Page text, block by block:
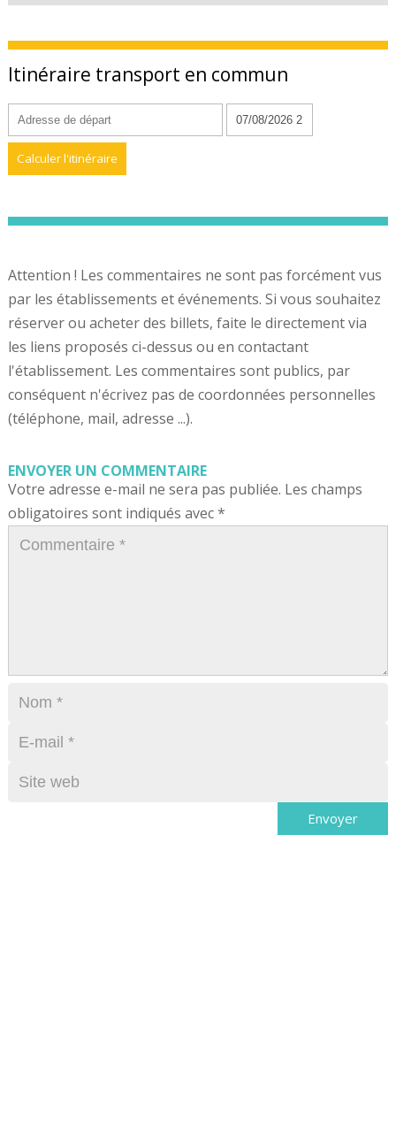
Itinéraire transport en commun
Attention ! Les commentaires ne sont pas forcément vus
par les établissements et événements. Si vous souhaitez
réserver ou acheter des billets, faite le directement via
les liens proposés ci-dessus ou en contactant
l'établissement. Les commentaires sont publics, par
conséquent n'écrivez pas de coordonnées personnelles
(téléphone, mail, adresse ...).
ENVOYER UN COMMENTAIRE
Votre adresse e-mail ne sera pas publiée. Les champs
obligatoires sont indiqués avec*